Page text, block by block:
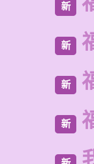
新
新
新
新